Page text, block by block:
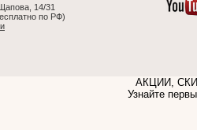
14/31
по РФ)
АКЦИИ,
Узнайте